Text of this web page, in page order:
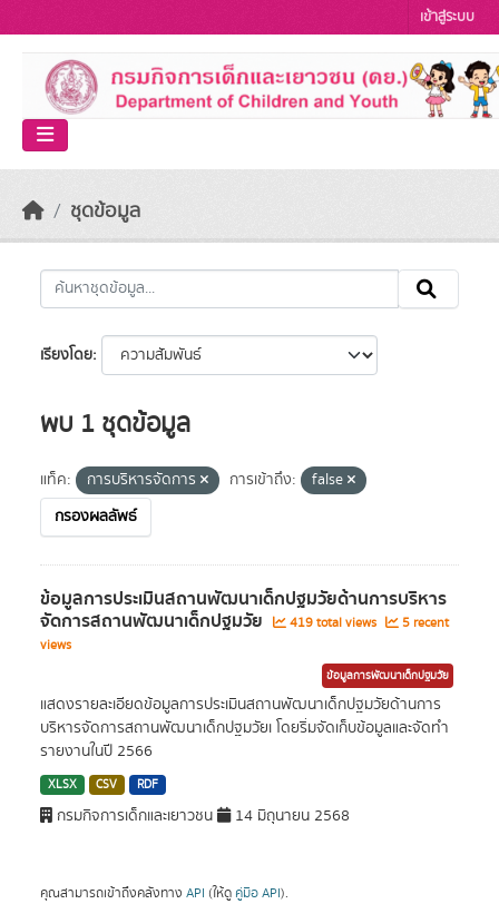
เข้าสู่ระบบ
ชุดข้อมูล
เรียงโดย
พบ 1 ชุดข้อมูล
แท็ค: การบริหารจัดการ การเข้าถึง:
false
กรองผลลัพธ์
ข้อมูลการประเมินสถานพัฒนาเด็กปฐมวัยด้านการบริหาร
จัดการสถานพัฒนาเด็กปฐมวัย 419 total views
5 recent
views
ข้อมูลการพัฒนาเด็กปฐมวัย
แสดงรายละเอียดข้อมูลการประเมินสถานพัฒนาเด็กปฐมวัยด้านการ
บริหารจัดการสถานพัฒนาเด็กปฐมวัยเ โดยริ่มจัดเก็บข้อมูลและจัดทำ
รายงานในปี 2566
XLSX CSV RDF
กรมกิจการเด็กและเยาวชน 14 มิถุนายน 2568
คุณสามารถเข้าถึงคลังทาง API (ให้ดู คู่มือ API).